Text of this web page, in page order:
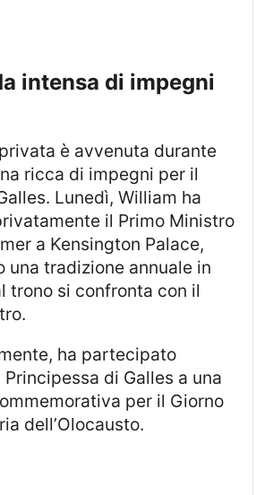
ricca di impegni per il
Lunedì, William ha
il Primo Ministro
a Kensington Palace,
una tradizione annuale in
trono si confronta con il
di Galles a una
per il Giorno
dell’Olocausto.